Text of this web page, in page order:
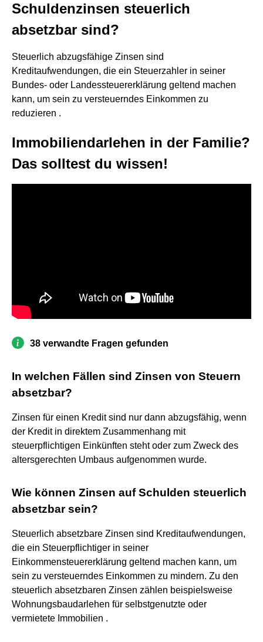
Schuldenzinsen steuerlich
absetzbar sind?
Steuerlich abzugsfähige Zinsen sind
Kreditaufwendungen, die ein Steuerzahler in seiner
Bundes- oder Landessteuererklärung geltend machen
kann, um sein zu versteuerndes Einkommen zu
reduzieren .
Immobiliendarlehen in der Familie?
Das solltest du wissen!
38 verwandte Fragen gefunden
In welchen Fällen sind Zinsen von Steuern
absetzbar?
Zinsen für einen Kredit sind nur dann abzugsfähig, wenn
der Kredit in direktem Zusammenhang mit
steuerpflichtigen Einkünften steht oder zum Zweck des
altersgerechten Umbaus aufgenommen wurde.
Wie können Zinsen auf Schulden steuerlich
absetzbar sein?
Steuerlich absetzbare Zinsen sind Kreditaufwendungen,
die ein Steuerpflichtiger in seiner
Einkommensteuererklärung geltend machen kann, um
sein zu versteuerndes Einkommen zu mindern. Zu den
steuerlich absetzbaren Zinsen zählen beispielsweise
Wohnungsbaudarlehen für selbstgenutzte oder
vermietete Immobilien .